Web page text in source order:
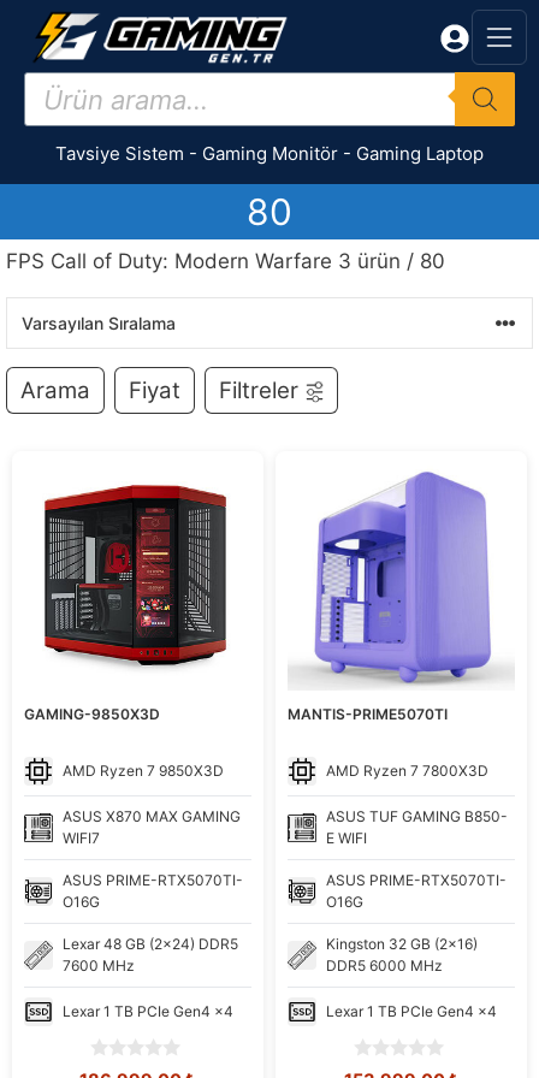
İçeriğe
Products
search
Tavsiye Sistem - Gaming Monitör - Gaming Laptop
80
FPS Call of Duty: Modern Warfare 3 ürün / 80
Arama Fiyat Filtreler
GAMING-9850X3D
AMD Ryzen 7 9850X3D
ASUS X870 MAX GAMING
WIFI7
ASUS PRIME-RTX5070TI-
O16G
Lexar 48 GB (2x24) DDR5
7600 MHz
Lexar 1 TB PCIe Gen4 x4
0
MANTIS-PRIME5070TI
AMD Ryzen 7 7800X3D
ASUS TUF GAMING B850-
E WIFI
ASUS PRIME-RTX5070TI-
O16G
Kingston 32 GB (2x16)
DDR5 6000 MHz
Lexar 1 TB PCIe Gen4 x4
0